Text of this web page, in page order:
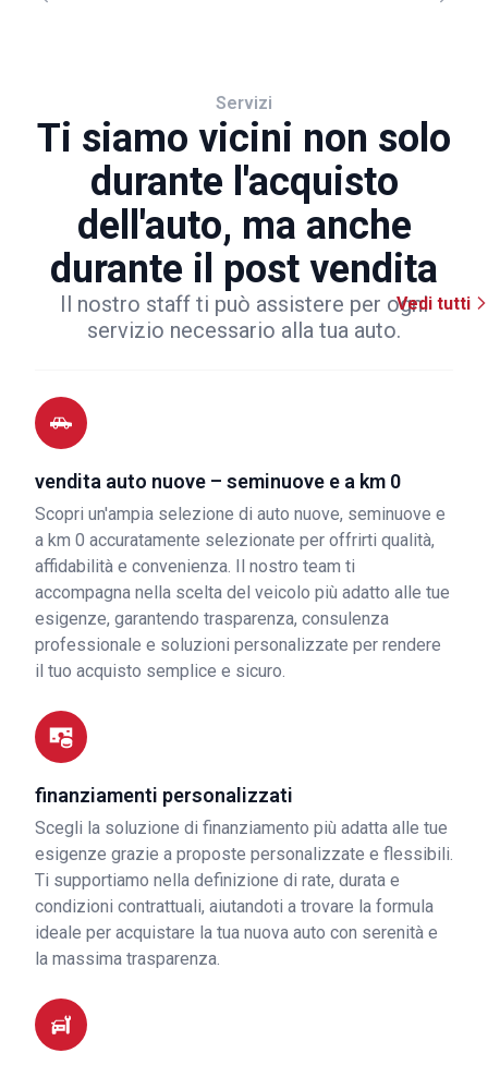
Servizi
Ti siamo vicini non solo
durante l'acquisto
dell'auto, ma anche
durante il post vendita
Il nostro staff ti può assistere per ogni
servizio necessario alla tua auto.
Vedi tutti
vendita auto nuove – seminuove e a km 0
Scopri un'ampia selezione di auto nuove, seminuove e
a km 0 accuratamente selezionate per offrirti qualità,
affidabilità e convenienza. Il nostro team ti
accompagna nella scelta del veicolo più adatto alle tue
esigenze, garantendo trasparenza, consulenza
professionale e soluzioni personalizzate per rendere
il tuo acquisto semplice e sicuro.
finanziamenti personalizzati
Scegli la soluzione di finanziamento più adatta alle tue
esigenze grazie a proposte personalizzate e flessibili.
Ti supportiamo nella definizione di rate, durata e
condizioni contrattuali, aiutandoti a trovare la formula
ideale per acquistare la tua nuova auto con serenità e
la massima trasparenza.